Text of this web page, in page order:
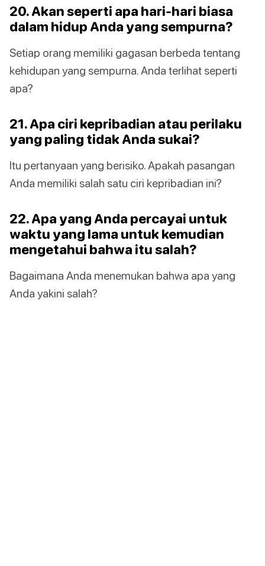
20. Akan seperti apa hari-hari biasa
dalam hidup Anda yang sempurna?
Setiap orang memiliki gagasan berbeda tentang
kehidupan yang sempurna. Anda terlihat seperti
apa?
21. Apa ciri kepribadian atau perilaku
yang paling tidak Anda sukai?
Itu pertanyaan yang berisiko. Apakah pasangan
Anda memiliki salah satu ciri kepribadian ini?
22. Apa yang Anda percayai untuk
waktu yang lama untuk kemudian
mengetahui bahwa itu salah?
Bagaimana Anda menemukan bahwa apa yang
Anda yakini salah?